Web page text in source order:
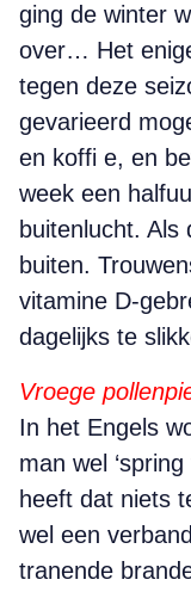
ging de winter
over… Het
tegen deze
gevarieerd
en koffi e, en
week een
buitenlucht.
buiten.
vitamine D-
dagelijks te
Vroege
In het Engels
man wel
heeft dat niets
wel een
tranende